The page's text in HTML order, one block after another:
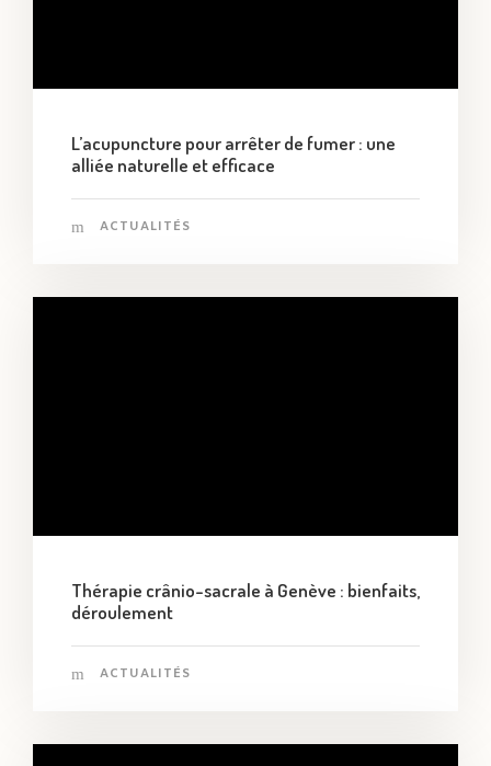
L’acupuncture pour arrêter de fumer : une
alliée naturelle et efficace
ACTUALITÉS
Thérapie crânio-sacrale à Genève : bienfaits,
déroulement
ACTUALITÉS